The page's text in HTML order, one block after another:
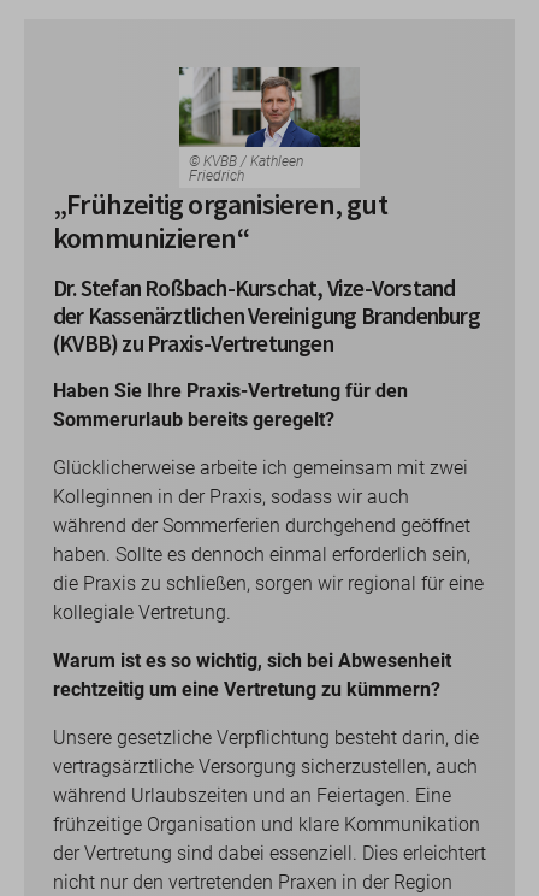
© KVBB / Kathleen
Friedrich
„Frühzeitig organisieren, gut
kommunizieren“
Dr. Stefan Roßbach-Kurschat, Vize-Vorstand
der Kassenärztlichen Vereinigung Brandenburg
(KVBB) zu Praxis-Vertretungen
Haben Sie Ihre Praxis-Vertretung für den
Sommerurlaub bereits geregelt?
Glücklicherweise arbeite ich gemeinsam mit zwei
Kolleginnen in der Praxis, sodass wir auch
während der Sommerferien durchgehend geöffnet
haben. Sollte es dennoch einmal erforderlich sein,
die Praxis zu schließen, sorgen wir regional für eine
kollegiale Vertretung.
Warum ist es so wichtig, sich bei Abwesenheit
rechtzeitig um eine Vertretung zu kümmern?
Unsere gesetzliche Verpflichtung besteht darin, die
vertragsärztliche Versorgung sicherzustellen, auch
während Urlaubszeiten und an Feiertagen. Eine
frühzeitige Organisation und klare Kommunikation
der Vertretung sind dabei essenziell. Dies erleichtert
nicht nur den vertretenden Praxen in der Region